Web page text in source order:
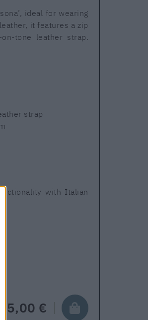
ideal for wearing
it features a zip
tone leather strap.
strap
with Italian
€